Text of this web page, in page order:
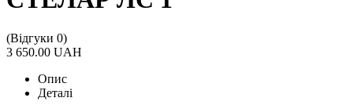
(Відгуки 0)
3 650.00 UAH
Опис
Деталі